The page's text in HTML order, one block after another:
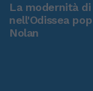
La modernità di
nell'Odissea
Nolan